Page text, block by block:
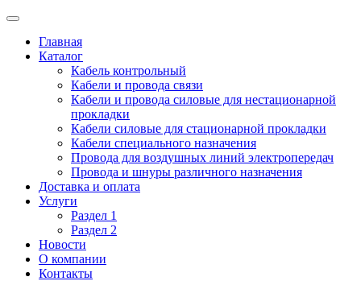
Главная
Каталог
Кабель контрольный
Кабели и провода связи
Кабели и провода силовые для нестационарной
прокладки
Кабели силовые для стационарной прокладки
Кабели специального назначения
Провода для воздушных линий электропередач
Провода и шнуры различного назначения
Доставка и оплата
Услуги
Раздел 1
Раздел 2
Новости
О компании
Контакты